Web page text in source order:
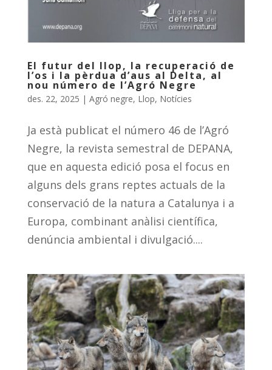
El futur del llop, la recuperació de
l’os i la pèrdua d’aus al Delta, al
nou número de l’Agró Negre
des. 22, 2025 | Agró negre, Llop, Notícies
Ja està publicat el número 46 de l’Agró
Negre, la revista semestral de DEPANA,
que en aquesta edició posa el focus en
alguns dels grans reptes actuals de la
conservació de la natura a Catalunya i a
Europa, combinant anàlisi científica,
denúncia ambiental i divulgació....